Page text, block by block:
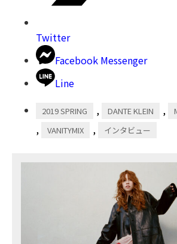
Twitter
Facebook Messenger
Line
2019 SPRING , DANTE KLEIN ,
, VANITYMIX , インタビュー